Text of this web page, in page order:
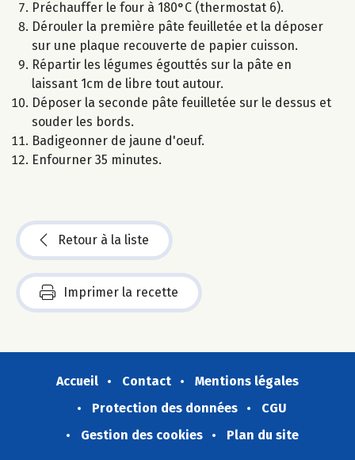
Préchauffer le four à 180°C (thermostat 6).
Dérouler la première pâte feuilletée et la déposer
sur une plaque recouverte de papier cuisson.
Répartir les légumes égouttés sur la pâte en
laissant 1cm de libre tout autour.
Déposer la seconde pâte feuilletée sur le dessus et
souder les bords.
Badigeonner de jaune d'oeuf.
Enfourner 35 minutes.
Retour à la liste
Imprimer la recette
Accueil Contact
Mentions légales
Protection des données
CGU
Gestion des cookies
Plan du site